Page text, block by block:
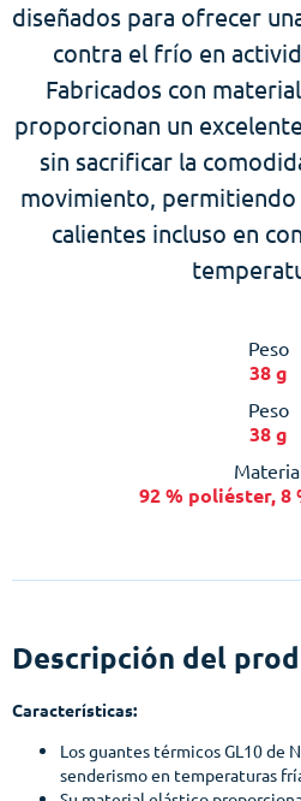
diseñados para ofrecer
contra el frío en
Fabricados con
proporcionan un
sin sacrificar la
movimiento, permitiendo
calientes incluso en
Peso
38 g
Peso
38 g
92 % poliéster, 8
Descripción del
Características:
Los guantes térmicos GL10 de
senderismo en temperaturas